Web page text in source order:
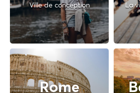
Ville de conception La
Rome